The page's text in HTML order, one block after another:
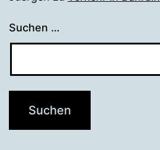
Suchen …